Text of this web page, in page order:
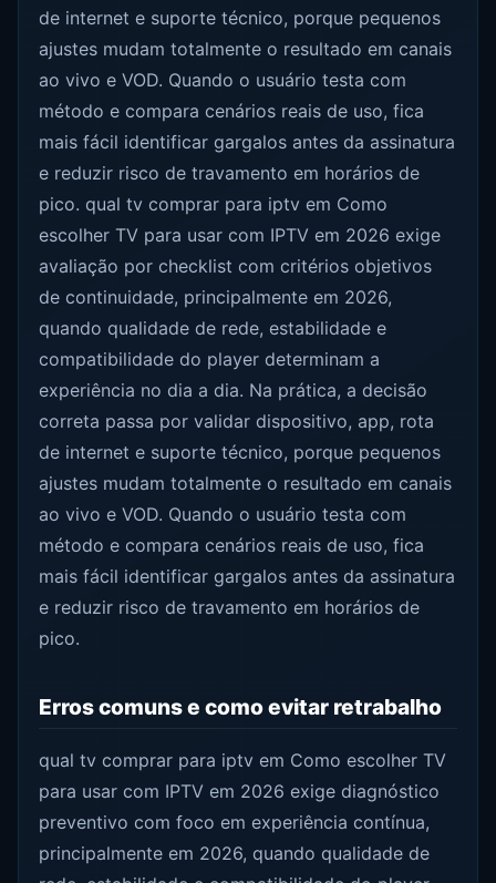
de internet e suporte técnico, porque pequenos
ajustes mudam totalmente o resultado em canais
ao vivo e VOD. Quando o usuário testa com
método e compara cenários reais de uso, fica
mais fácil identificar gargalos antes da assinatura
e reduzir risco de travamento em horários de
pico. qual tv comprar para iptv em Como
escolher TV para usar com IPTV em 2026 exige
avaliação por checklist com critérios objetivos
de continuidade, principalmente em 2026,
quando qualidade de rede, estabilidade e
compatibilidade do player determinam a
experiência no dia a dia. Na prática, a decisão
correta passa por validar dispositivo, app, rota
de internet e suporte técnico, porque pequenos
ajustes mudam totalmente o resultado em canais
ao vivo e VOD. Quando o usuário testa com
método e compara cenários reais de uso, fica
mais fácil identificar gargalos antes da assinatura
e reduzir risco de travamento em horários de
pico.
Erros comuns e como evitar retrabalho
qual tv comprar para iptv em Como escolher TV
para usar com IPTV em 2026 exige diagnóstico
preventivo com foco em experiência contínua,
principalmente em 2026, quando qualidade de